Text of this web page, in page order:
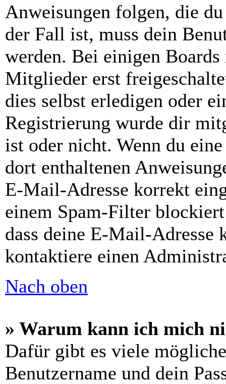
Anweisungen folgen, die
der Fall ist, muss dein
werden. Bei einigen Boards
Mitglieder erst
dies selbst erledigen oder
Registrierung wurde dir
ist oder nicht. Wenn du
dort enthaltenen
E-Mail-Adresse korrekt
einem Spam-Filter
dass deine E-Mail-Adresse
kontaktiere einen
Nach oben
» Warum kann ich mich
Dafür gibt es viele
Benutzername und dein